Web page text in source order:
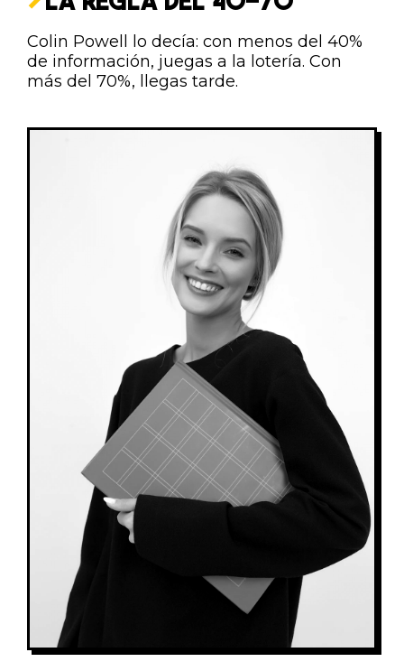
Colin Powell lo decía: con menos del 40%
de información, juegas a la lotería. Con
más del 70%, llegas tarde.